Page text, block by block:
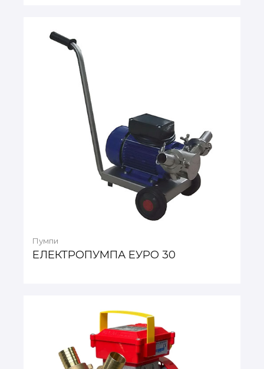
Пумпи
ЕЛЕКТРОПУМПА ЕУРО 30